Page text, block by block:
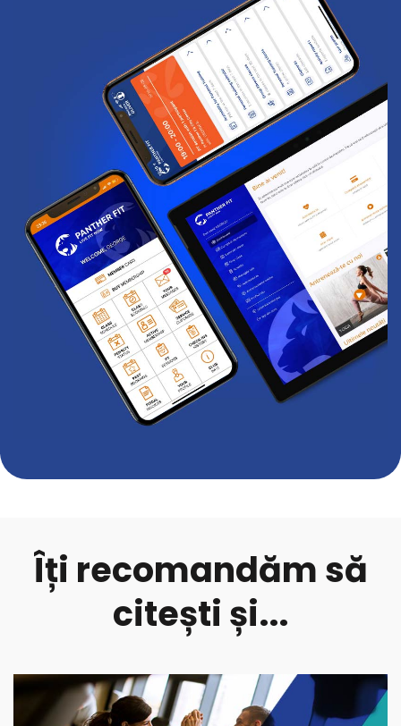
Îți recomandăm să
citești și...